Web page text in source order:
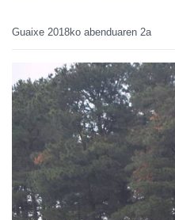
Guaixe 2018ko abenduaren 2a